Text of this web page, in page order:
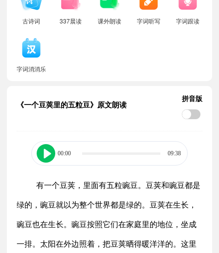
古诗词 337晨读 课外朗读 字词听写 字词跟读
字词消消乐
《一个豆荚里的五粒豆》原文朗读
拼音版
00:00 09:38
有一个豆荚，里面有五粒豌豆。豆荚和豌豆都是
绿的，豌豆就以为整个世界都是绿的。豆荚在生长，
豌豆也在生长。豌豆按照它们在家庭里的地位，坐成
一排。太阳在外边照着，把豆荚晒得暖洋洋的。这里